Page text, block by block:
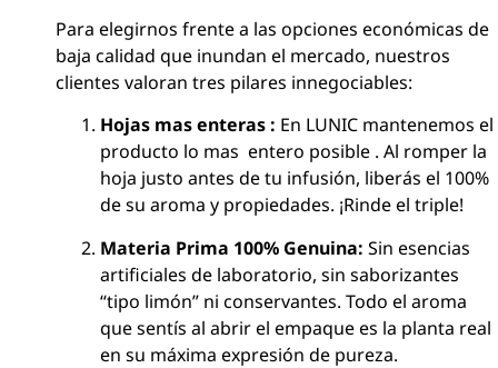
Para elegirnos frente a las opciones económicas de
baja calidad que inundan el mercado, nuestros
clientes valoran tres pilares innegociables:
Hojas mas enteras : En LUNIC mantenemos el
producto lo mas entero posible . Al romper la
hoja justo antes de tu infusión, liberás el 100%
de su aroma y propiedades. ¡Rinde el triple!
Materia Prima 100% Genuina: Sin esencias
artificiales de laboratorio, sin saborizantes
“tipo limón” ni conservantes. Todo el aroma
que sentís al abrir el empaque es la planta real
en su máxima expresión de pureza.